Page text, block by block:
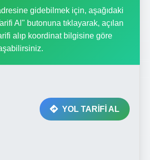
gidebilmek için, aşağıdaki
Al" butonuna tıklayarak, açılan
alıp koordinat bilgisine göre
YOL TARİFİ AL